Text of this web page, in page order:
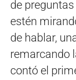
de
estén
de hablar,
remarcando
contó el